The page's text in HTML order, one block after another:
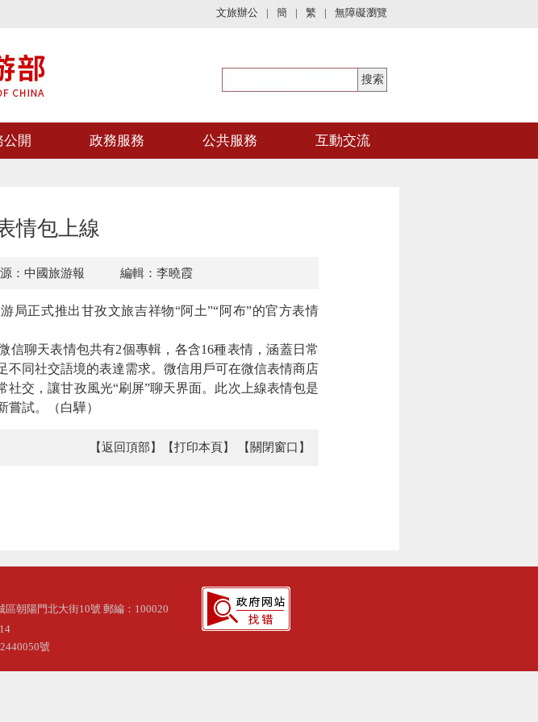
文旅辦公 | 簡 | 繁 | 無障礙瀏覽
公開 政務服務 公共服務 互動交流
情包上線
：中國旅游報 編輯：李曉霞
正式推出甘孜文旅吉祥物“阿土”“阿布”的官方表情
聊天表情包共有2個專輯，各含16種表情，涵蓋日常
同社交語境的表達需求。微信用戶可在微信表情商店
交，讓甘孜風光“刷屏”聊天界面。此次上線表情包是
試。（白驊）
【返回頂部】 【打印本頁】 【關閉窗口】